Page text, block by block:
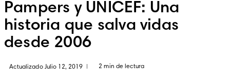
Pampers y UNICEF: Una
historia que salva vidas
desde 2006
Actualizado Julio 12, 2019 2 min de lectura